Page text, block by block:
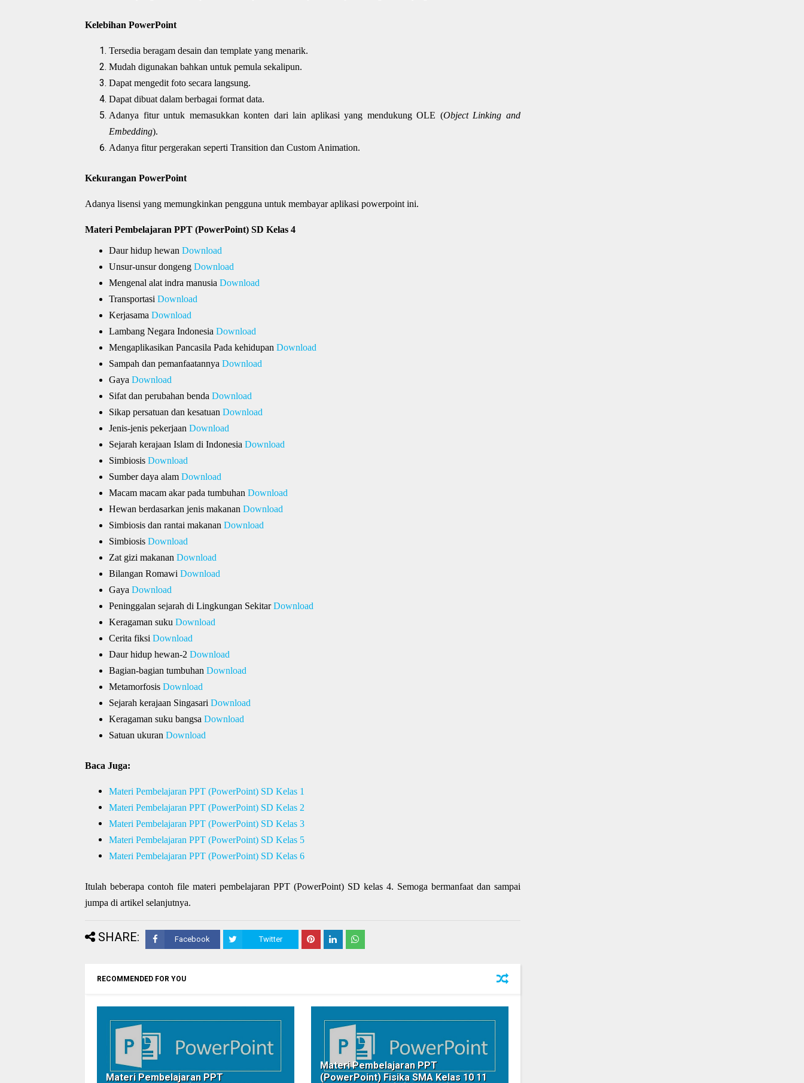
Kelebihan PowerPoint
Tersedia beragam desain dan template yang menarik.
Mudah digunakan bahkan untuk pemula sekalipun.
Dapat mengedit foto secara langsung.
Dapat dibuat dalam berbagai format data.
Adanya fitur untuk memasukkan konten dari lain aplikasi yang mendukung OLE (Object Linking and
Embedding).
Adanya fitur pergerakan seperti Transition dan Custom Animation.
Kekurangan PowerPoint
Adanya lisensi yang memungkinkan pengguna untuk membayar aplikasi powerpoint ini.
Materi Pembelajaran PPT (PowerPoint) SD Kelas 4
Daur hidup hewan Download
Unsur-unsur dongeng Download
Mengenal alat indra manusia Download
Transportasi Download
Kerjasama Download
Lambang Negara Indonesia Download
Mengaplikasikan Pancasila Pada kehidupan Download
Sampah dan pemanfaatannya Download
Gaya Download
Sifat dan perubahan benda Download
Sikap persatuan dan kesatuan Download
Jenis-jenis pekerjaan Download
Sejarah kerajaan Islam di Indonesia Download
Simbiosis Download
Sumber daya alam Download
Macam macam akar pada tumbuhan Download
Hewan berdasarkan jenis makanan Download
Simbiosis dan rantai makanan Download
Simbiosis Download
Zat gizi makanan Download
Bilangan Romawi Download
Gaya Download
Peninggalan sejarah di Lingkungan SekitarDownload
Keragaman suku Download
Cerita fiksi Download
Daur hidup hewan-2 Download
Bagian-bagian tumbuhan Download
Metamorfosis Download
Sejarah kerajaan Singasari Download
Keragaman suku bangsa Download
Satuan ukuran Download
Baca Juga:
Materi Pembelajaran PPT (PowerPoint) SD Kelas 1
Materi Pembelajaran PPT (PowerPoint) SD Kelas 2
Materi Pembelajaran PPT (PowerPoint) SD Kelas 3
Materi Pembelajaran PPT (PowerPoint) SD Kelas 5
Materi Pembelajaran PPT (PowerPoint) SD Kelas 6
Itulah beberapa contoh file materi pembelajaran PPT (PowerPoint) SD kelas 4. Semoga bermanfaat dan sampai
jumpa di artikel selanjutnya.
SHARE: Facebook Twitter
RECOMMENDED FOR YOU
Materi Pembelajaran PPT
Materi Pembelajaran PPT
(PowerPoint) Fisika SMA Kelas 10 11